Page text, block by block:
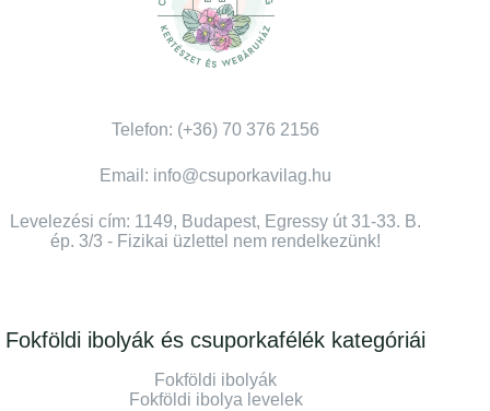
Telefon: (+36) 70 376 2156
Email: info@csuporkavilag.hu
Levelezési cím: 1149, Budapest, Egressy út 31-33. B.
ép. 3/3 - Fizikai üzlettel nem rendelkezünk!
Fokföldi ibolyák és csuporkafélék kategóriái
Fokföldi ibolyák
Fokföldi ibolya levelek